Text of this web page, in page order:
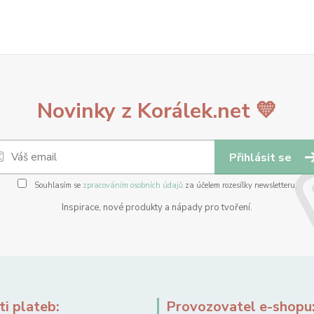
Novinky z Korálek.net 💛
Přihlásit se
Souhlasím se zpracováním osobních údajůza účelem rozesílky newsletteru.
Inspirace, nové produkty a nápady pro tvoření.
plateb: Provozovatel e-shopu: